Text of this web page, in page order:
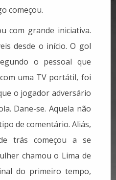
começou.
com grande iniciativa.
desde o início. O gol
o pessoal que
uma TV portátil, foi
o jogador adversário
Dane-se. Aquela não
de comentário. Aliás,
trás começou a se
chamou o Lima de
do primeiro tempo,